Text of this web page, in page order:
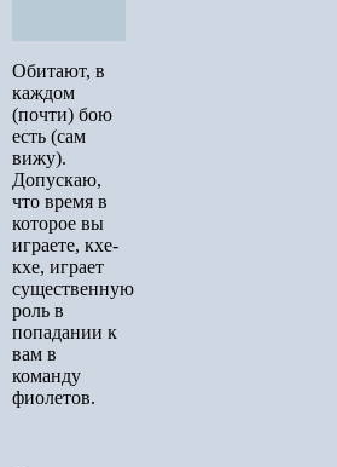
Обитают, в
каждом
(почти) бою
есть (сам
вижу).
Допускаю,
что время в
которое вы
играете, кхе-
кхе, играет
существенную
роль в
попадании к
вам в
команду
фиолетов.